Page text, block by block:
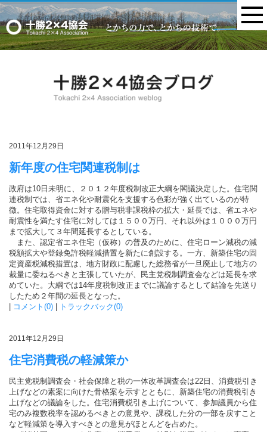
2011年12月29日
新年度の住宅関連税制は
政府は10日未明に、２０１２年度税制改正大綱を閣議決定した。住宅関
連税制では、省エネ化や耐震化を支援する色彩が強く出ているのが特
徴。住宅取得資金に対する贈与税非課税枠の拡大・延長では、省エネや
耐震性を満たす住宅に対しては１５００万円、それ以外は１０００万円
まで拡大して３年間延長するとしている。
また、認定省エネ住宅（仮称）の普及のために、住宅ローン減税の減
税額拡大や登録免許税軽減措置を新たに創設する。一方、新築住宅の固
定資産税減税措置は、地方財政に配慮した総務省が一旦廃止して地方の
裁量に委ねるべきと主張していたが、民主党税制調査会などは延長を求
めていた。大綱では14年度税制改正までに議論するとして結論を先送り
したため２年間の延長となった。
コメント(0) トラックバック(0)
2011年12月29日
住宅消費税の軽減策か
民主党税制調査会・社会保障と税の一体改革調査会は22日、消費税引き
上げなどの素案に向けた骨格案を示すとともに、新築住宅の消費税引き
上げなどの議論をした。住宅消費税引き上げについて、参加議員から住
宅のみ複数税率を認めるべきとの意見や、課税した分の一部を戻すこと
など軽減策を導入すべきとの意見がほとんどを占めた。
MENU